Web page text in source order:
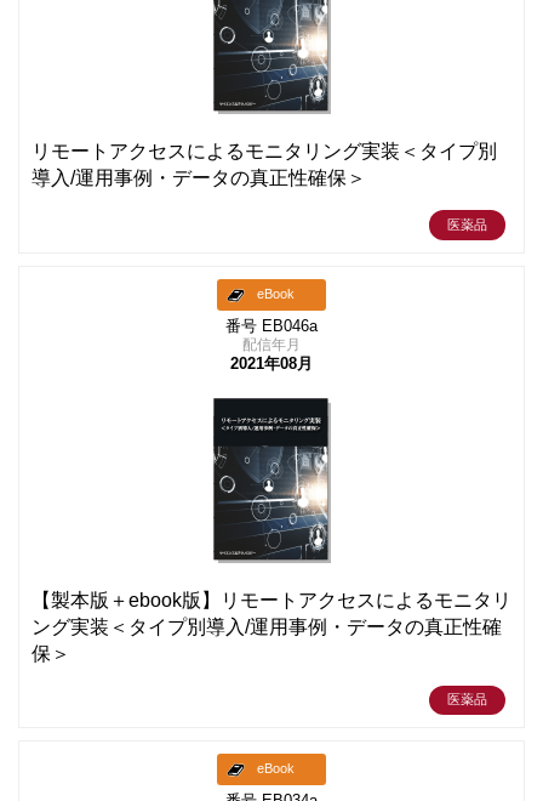
リモートアクセスによるモニタリング実装＜タイプ別
導入/運用事例・データの真正性確保＞
医薬品
eBook
番号 EB046a
配信年月
2021年08月
【製本版＋ebook版】リモートアクセスによるモニタリ
ング実装＜タイプ別導入/運用事例・データの真正性確
保＞
医薬品
eBook